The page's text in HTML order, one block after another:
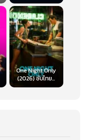
One Night Only
(2026) ซับไทย...